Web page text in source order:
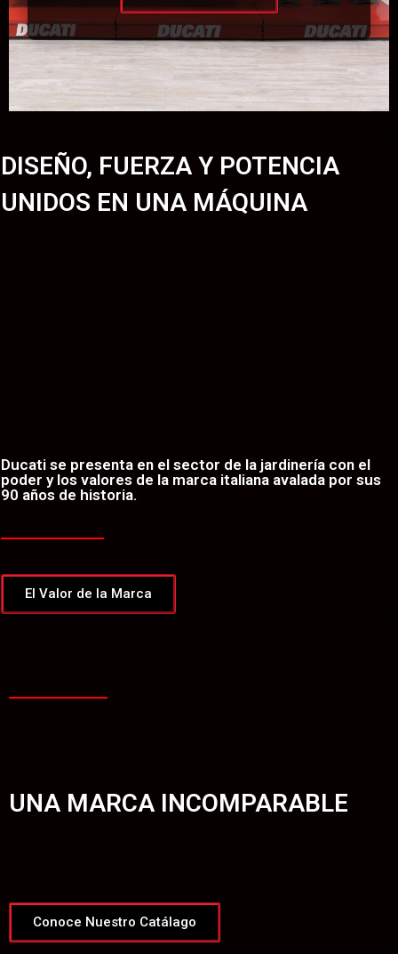
DISEÑO, FUERZA Y POTENCIA
UNIDOS EN UNA MÁQUINA
Ducati se presenta en el sector de la jardinería con el
poder y los valores de la marca italiana avalada por sus
90 años de historia.
El Valor de la Marca
UNA MARCA INCOMPARABLE
Conoce Nuestro Catálago